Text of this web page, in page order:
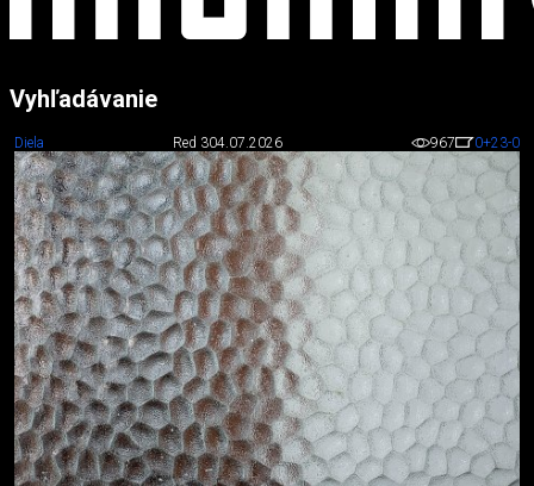
Vyhľadávanie
Diela Red 304.07.2026 967 0+23-0